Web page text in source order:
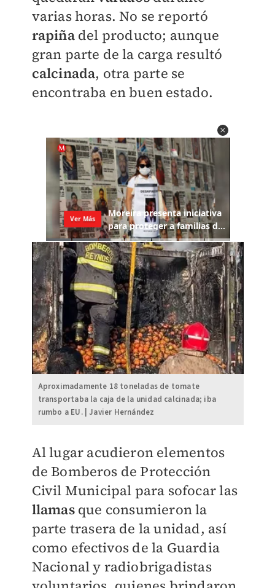
varias horas. No se reportó
rapiña del producto; aunque
gran parte de la carga resultó
calcinada, otra parte se
encontraba en buen estado.
Aproximadamente 18 toneladas de tomate
transportaba la caja de la unidad calcinada; iba
rumbo a EU. | Javier Hernández
Al lugar acudieron elementos
de Bomberos de Protección
Civil Municipal para sofocar las
llamas que consumieron la
parte trasera de la unidad, así
como efectivos de la Guardia
Nacional y radiobrigadistas